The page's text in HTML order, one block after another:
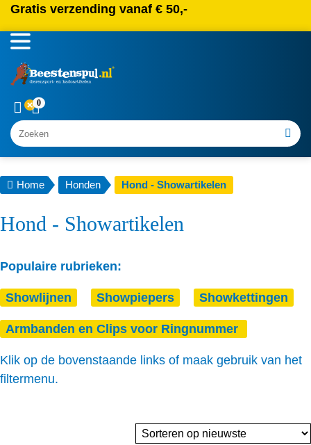
Gratis verzending vanaf € 50,-
0
Zoeken
Home Honden Hond - Showartikelen
Hond - Showartikelen
Populaire rubrieken:
Showlijnen Showpiepers Showkettingen
Armbanden en Clips voor Ringnummer
Klik op de bovenstaande links of maak gebruik van het
filtermenu.